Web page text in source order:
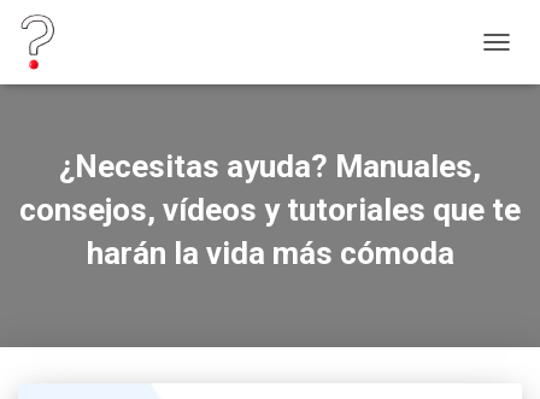
MODO
¿Necesitas ayuda? Manuales,
consejos, vídeos y tutoriales que te
harán la vida más cómoda